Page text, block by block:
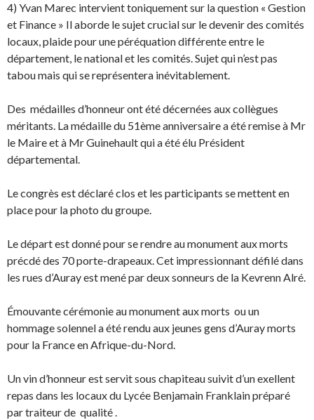
4) Yvan Marec intervient toniquement sur la question « Gestion
et Finance » Il aborde le sujet crucial sur le devenir des comités
locaux, plaide pour une péréquation différente entre le
département, le national et les comités. Sujet qui n’est pas
tabou mais qui se représentera inévitablement.
Des médailles d’honneur ont été décernées aux collègues
méritants. La médaille du 51ème anniversaire a été remise à Mr
le Maire et à Mr Guinehault qui a été élu Président
départemental.
Le congrès est déclaré clos et les participants se mettent en
place pour la photo du groupe.
Le départ est donné pour se rendre au monument aux morts
précdé des 70 porte-drapeaux. Cet impressionnant défilé dans
les rues d’Auray est mené par deux sonneurs de la Kevrenn Alré.
Émouvante cérémonie au monument aux morts ou un
hommage solennel a été rendu aux jeunes gens d’Auray morts
pour la France en Afrique-du-Nord.
Un vin d’honneur est servit sous chapiteau suivit d’un exellent
repas dans les locaux du Lycée Benjamain Franklain préparé
par traiteur de qualité .